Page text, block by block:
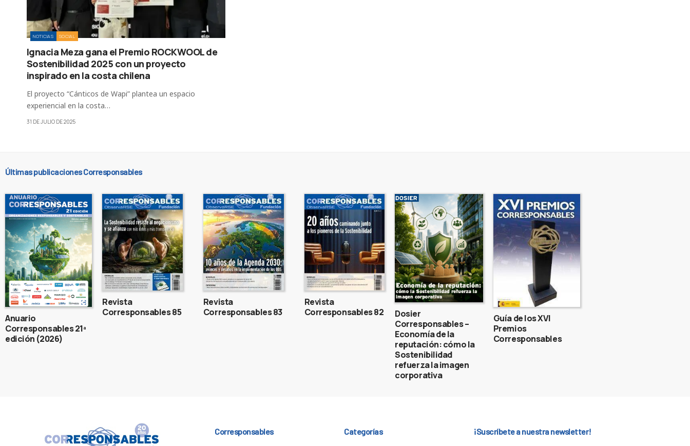
NOTICIAS SOCIAL
Ignacia Meza gana el Premio ROCKWOOL de
Sostenibilidad 2025 con un proyecto
inspirado en la costa chilena
El proyecto “Cánticos de Wapi” plantea un espacio
experiencial en la costa…
31 DE JULIO DE 2025
Últimas publicaciones Corresponsables
Anuario
Corresponsables 21ª
edición (2026)
Revista
Corresponsables 85
Revista
Corresponsables 83
Revista
Corresponsables 82
Dosier
Corresponsables –
Economía de la
reputación: cómo la
Sostenibilidad
refuerza la imagen
corporativa
Guía de los XVI
Premios
Corresponsables
Corresponsables Categorías ¡Suscríbete a nuestra newsletter!